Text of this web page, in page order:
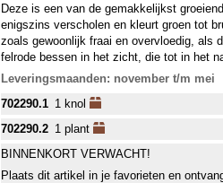
Deze is een van de gemakkelijkst
enigszins verscholen en kleurt groen tot
zoals gewoonlijk fraai en overvloedig, als
felrode bessen in het zicht, die tot in het
Leveringsmaanden: november t/m mei
702290.1 1 knol
702290.2 1 plant
BINNENKORT VERWACHT!
Plaats dit artikel in je favorieten en